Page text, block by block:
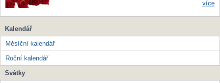
více
Kalendář
Měsíční kalendář
Roční kalendář
Svátky